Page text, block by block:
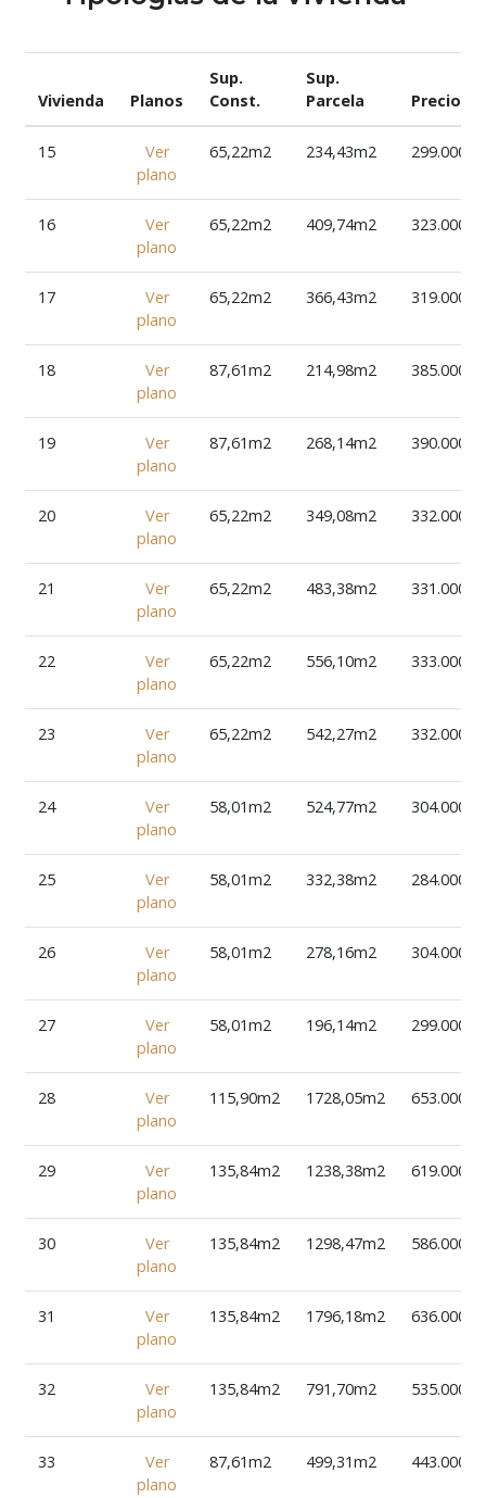
Vivienda Planos
Sup.
Const.
Sup.
Parcela
Precio
15
Ver
plano
65,22m2 234,43m2 299.000€
16
Ver
plano
65,22m2 409,74m2 323.000€
17
Ver
plano
65,22m2 366,43m2 319.000€
18
Ver
plano
87,61m2 214,98m2 385.000€
19
Ver
plano
87,61m2 268,14m2 390.000€
20
Ver
plano
65,22m2 349,08m2 332.000€
21
Ver
plano
65,22m2 483,38m2 331.000€
22
Ver
plano
65,22m2 556,10m2 333.000€
23
Ver
plano
65,22m2 542,27m2 332.000€
24
Ver
plano
58,01m2 524,77m2 304.000€
25
Ver
plano
58,01m2 332,38m2 284.000€
26
Ver
plano
58,01m2 278,16m2 304.000€
27
Ver
plano
58,01m2 196,14m2 299.000€
28
Ver
plano
115,90m2 1728,05m2 653.000€
29
Ver
plano
135,84m2 1238,38m2 619.000€
30
Ver
plano
135,84m2 1298,47m2 586.000€
31
Ver
plano
135,84m2 1796,18m2 636.000€
32
Ver
plano
135,84m2 791,70m2 535.000€
33
Ver
plano
87,61m2 499,31m2 443.000€